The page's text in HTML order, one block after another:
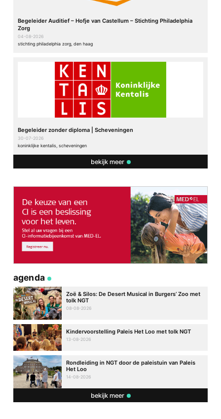
Begeleider Auditief – Hofje van Castellum – Stichting Philadelphia
Zorg
04-08-2026
stichting philadelphia zorg, den haag
Begeleider zonder diploma | Scheveningen
30-07-2026
koninklijke kentalis, scheveningen
bekijk meer
agenda
Zoë & Silos: De Desert Musical in Burgers’ Zoo met
tolk NGT
08-08-2026
Kindervoorstelling Paleis Het Loo met tolk NGT
13-08-2026
Rondleiding in NGT door de paleistuin van Paleis
Het Loo
14-08-2026
bekijk meer